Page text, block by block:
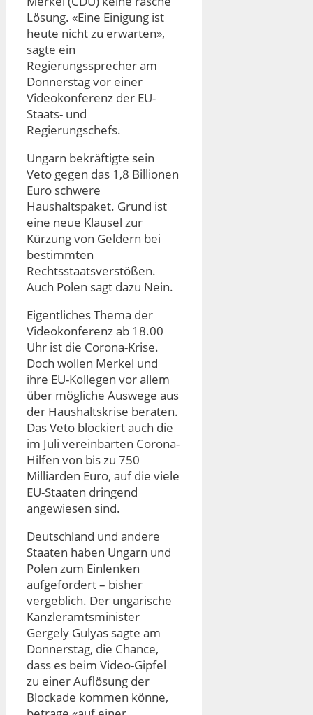
Lösung. «Eine Einigung ist
heute nicht zu erwarten»,
sagte ein
Regierungssprecher am
Donnerstag vor einer
Videokonferenz der EU-
Staats- und
Regierungschefs.
Ungarn bekräftigte sein
Veto gegen das 1,8 Billionen
Euro schwere
Haushaltspaket. Grund ist
eine neue Klausel zur
Kürzung von Geldern bei
bestimmten
Rechtsstaatsverstößen.
Auch Polen sagt dazu Nein.
Eigentliches Thema der
Videokonferenz ab 18.00
Uhr ist die Corona-Krise.
Doch wollen Merkel und
ihre EU-Kollegen vor allem
über mögliche Auswege aus
der Haushaltskrise beraten.
Das Veto blockiert auch die
im Juli vereinbarten Corona-
Hilfen von bis zu 750
Milliarden Euro, auf die viele
EU-Staaten dringend
angewiesen sind.
Deutschland und andere
Staaten haben Ungarn und
Polen zum Einlenken
aufgefordert – bisher
vergeblich. Der ungarische
Kanzleramtsminister
Gergely Gulyas sagte am
Donnerstag, die Chance,
dass es beim Video-Gipfel
zu einer Auflösung der
Blockade kommen könne,